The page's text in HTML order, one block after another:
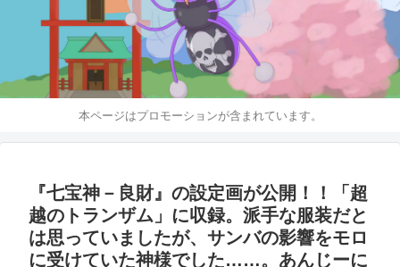
本ページはプロモーションが含まれています。
『七宝神－良財』の設定画が公開！！「超
越のトランザム」に収録。派手な服装だと
は思っていましたが、サンバの影響をモロ
に受けていた神様でした……。あんじーに